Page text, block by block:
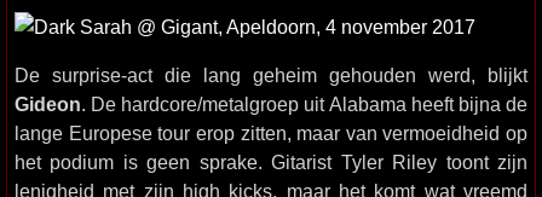
De surprise-act die lang geheim gehouden werd, blijkt
Gideon. De hardcore/metalgroep uit Alabama heeft bijna de
lange Europese tour erop zitten, maar van vermoeidheid op
het podium is geen sprake. Gitarist Tyler Riley toont zijn
lenigheid met zijn high kicks, maar het komt wat vreemd